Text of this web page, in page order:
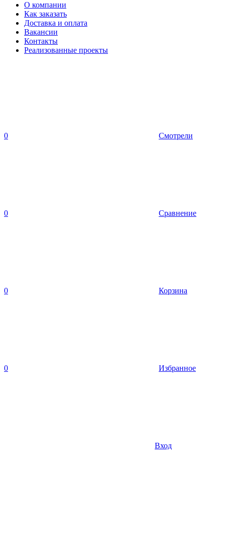
О компании
Как заказать
Доставка и оплата
Вакансии
Контакты
Реализованные проекты
0 Смотрели
0 Сравнение
0 Корзина
0 Избранное
Вход